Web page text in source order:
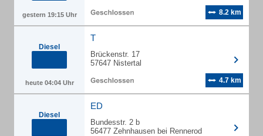
gestern 19:15 Uhr 8.2 km
Diesel
heute 04:04 Uhr
T
Brückenstr. 17
57647 Nistertal
4.7 km
Diesel
ED
Bundesstr. 2 b
56477 Zehnhausen bei Rennerod